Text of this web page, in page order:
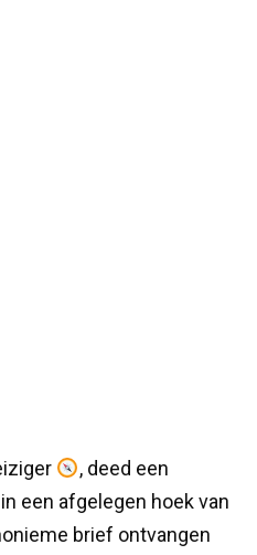
, deed een
een afgelegen hoek van
brief ontvangen